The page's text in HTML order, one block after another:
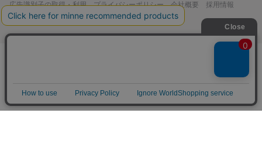
広告識別子の取得・利用
プライバシーポリシー 会社概要
採用情報
メディアキット